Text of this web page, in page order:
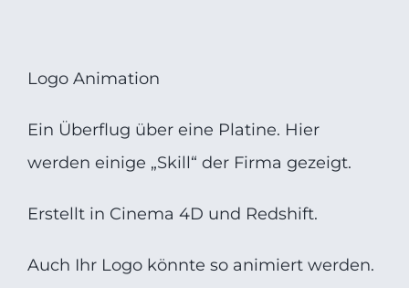
Logo Animation
Ein Überflug über eine Platine. Hier
werden einige „Skill“ der Firma gezeigt.
Erstellt in Cinema 4D und Redshift.
Auch Ihr Logo könnte so animiert werden.